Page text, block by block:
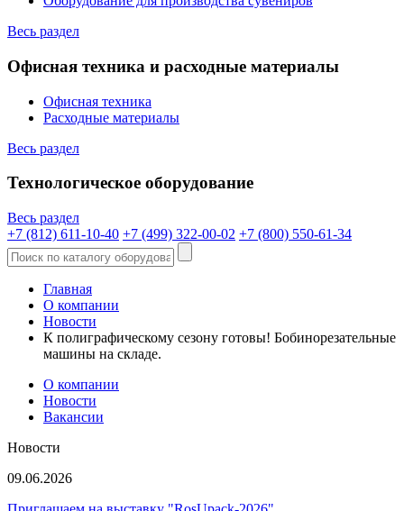
Весь раздел
Офисная техника и расходные материалы
Офисная техника
Расходные материалы
Весь раздел
Технологическое оборудование
Весь раздел
+7 (812) 611-10-40 +7 (499) 322-00-02 +7 (800) 550-61-34
Главная
О компании
Новости
К полиграфическому сезону готовы! Бобинорезательные
машины на складе.
О компании
Новости
Вакансии
Новости
09.06.2026